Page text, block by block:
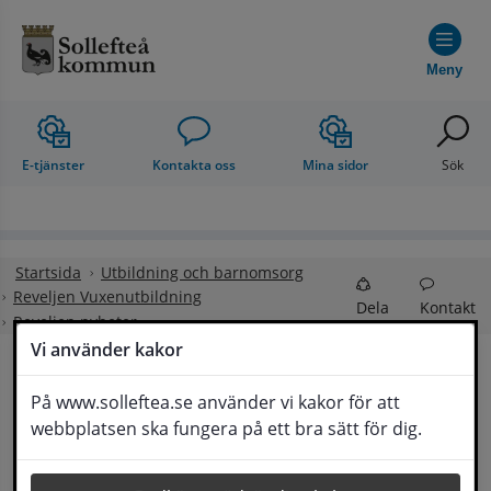
Vi använder kakor
På www.solleftea.se använder vi kakor för att
webbplatsen ska fungera på ett bra sätt för dig.
Meny
E-tjänster Kontakta oss Mina sidor Sök
Startsida
Utbildning och barnomsorg
Reveljen Vuxenutbildning
Reveljen nyheter
Dela Kontakt
Regler för studietid på
SFI